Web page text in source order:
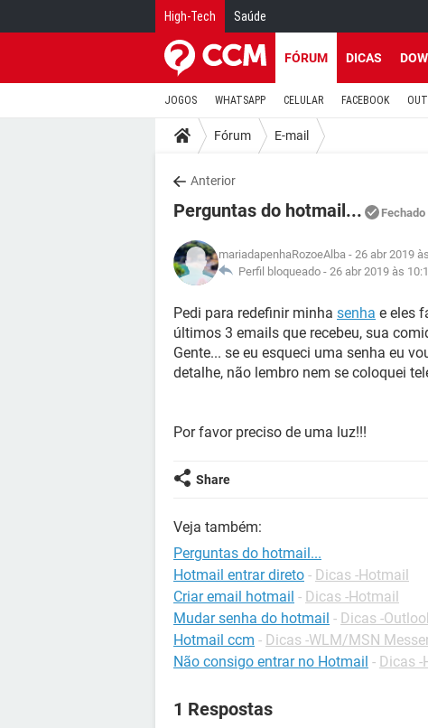
High-Tech Saúde
FÓRUM DICAS
JOGOS WHATSAPP CELULAR FACEBOOK
Fórum E-mail
Anterior
Perguntas do hotmail... Fechado
mariadapenhaRozoeAlba - 26 abr 2019
Perfil bloqueado - 26 abr 2019 às
Pedi para redefinir minha senha e eles
últimos 3 emails que recebeu, sua
Gente... se eu esqueci uma senha eu
detalhe, não lembro nem se coloquei
Por favor preciso de uma luz!!!
Share
Veja também:
Perguntas do hotmail...
Hotmail entrar direto - Dicas -Hotmail
Criar email hotmail - Dicas -Hotmail
Mudar senha do hotmail - Dicas -
Hotmail ccm - Dicas -WLM/MSN
Não consigo entrar no Hotmail - Dicas -
1 Respostas